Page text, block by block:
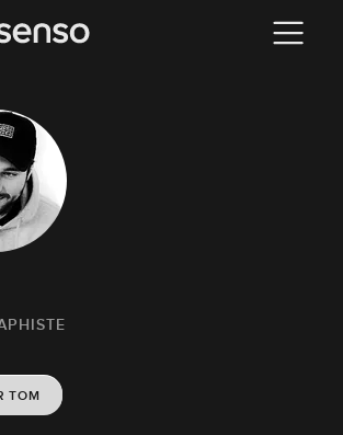
PRINCIPAL
DE PAGE
TOM